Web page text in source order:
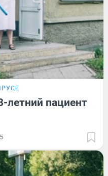
летний пациент